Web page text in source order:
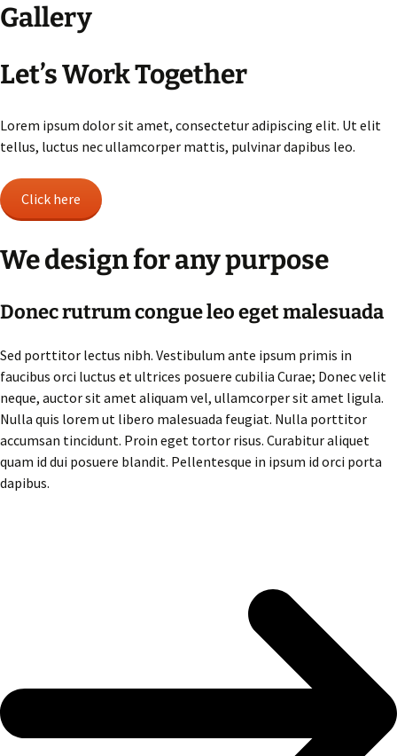
Gallery​
Let’s Work Together​
Lorem ipsum dolor sit amet, consectetur adipiscing elit. Ut elit
tellus, luctus nec ullamcorper mattis, pulvinar dapibus leo.
Click here
We design for any purpose​
Donec rutrum congue leo eget malesuada​
Sed porttitor lectus nibh. Vestibulum ante ipsum primis in
faucibus orci luctus et ultrices posuere cubilia Curae; Donec velit
neque, auctor sit amet aliquam vel, ullamcorper sit amet ligula.
Nulla quis lorem ut libero malesuada feugiat. Nulla porttitor
accumsan tincidunt. Proin eget tortor risus. Curabitur aliquet
quam id dui posuere blandit. Pellentesque in ipsum id orci porta
dapibus.